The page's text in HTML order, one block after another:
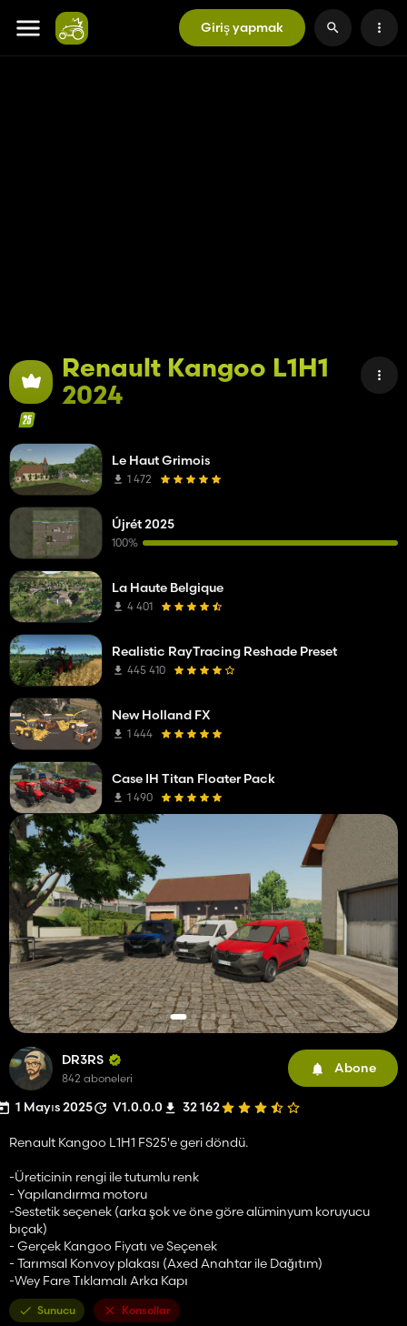
Giriş yapmak
Renault Kangoo L1H1
2024
DR3RS
842 aboneleri
Abone
1 Mayıs 2025 V1.0.0.0 32 162
Renault Kangoo L1H1 FS25'e geri döndü.
-Üreticinin rengi ile tutumlu renk
- Yapılandırma motoru
-Sestetik seçenek (arka şok ve öne göre alüminyum koruyucu
bıçak)
- Gerçek Kangoo Fiyatı ve Seçenek
- Tarımsal Konvoy plakası (Axed Anahtar ile Dağıtım)
-Wey Fare Tıklamalı Arka Kapı
Sunucu Konsollar
Le Haut Grimois
1 472
Újrét 2025
100%
La Haute Belgique
4 401
Realistic RayTracing Reshade Preset
445 410
New Holland FX
1 444
Case IH Titan Floater Pack
1 490